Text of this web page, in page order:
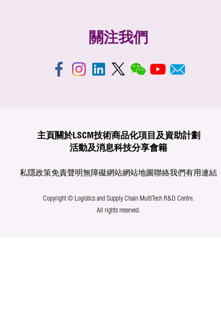
關注我們
主頁 關於LSCM技術商品化項目及資助計劃
活動及消息科技分享會籍
私隱政策免責聲明無障礙網站網站地圖聯絡我們有用連結
Copyright © Logistics and Supply Chain MultiTech R&D Centre.
All rights reserved.